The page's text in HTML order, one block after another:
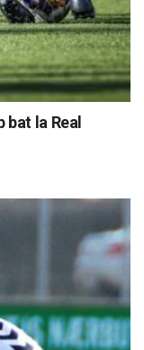
la Real